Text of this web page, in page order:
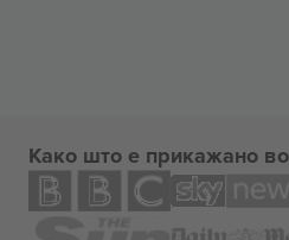
Како што е прикажано